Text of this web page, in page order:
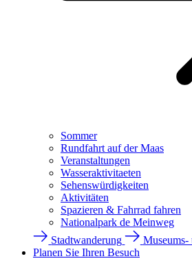
Sommer
Rundfahrt auf der Maas
Veranstaltungen
Wasseraktivitaeten
Sehenswürdigkeiten
Aktivitäten
Spazieren & Fahrrad fahren
Nationalpark de Meinweg
Stadtwanderung
Museums-
Planen Sie Ihren Besuch